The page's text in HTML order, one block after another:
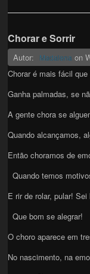
Chorar e Sorrir
Autor: Madalena on
Chorar é mais fácil
Ganha palmadas, se
A gente chora se
Quando alcançamos,
Então choramos de
Quando temos
E rir de rolar, pular!
Que bom se alegrar!
O choro aparece em
No nascimento, na